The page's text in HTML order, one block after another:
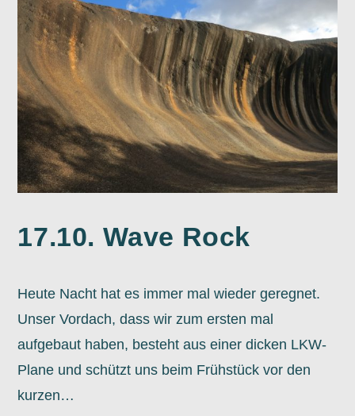
17.10. Wave Rock
Heute Nacht hat es immer mal wieder geregnet.
Unser Vordach, dass wir zum ersten mal
aufgebaut haben, besteht aus einer dicken LKW-
Plane und schützt uns beim Frühstück vor den
kurzen…